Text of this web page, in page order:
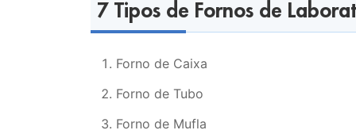
7 Tipos de Fornos de
Forno de Caixa
Forno de Tubo
Forno de Mufla